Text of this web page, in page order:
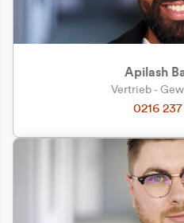
Apilash
Vertrieb -
0216